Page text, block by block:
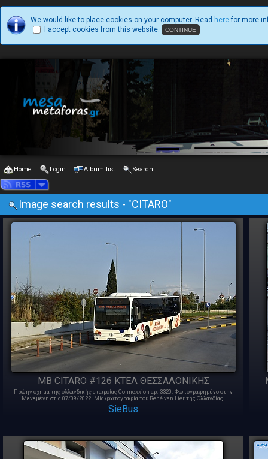
We would like to place cookies on your computer. Read here for more
I accept cookies from this website.
Home Login Album list Search
Image search results - "CITARO"
MB CITARO #126 ΚΤΕΛ ΘΕΣΣΑΛΟΝΙΚΗΣ
Πρώην όχημα της ολλανδικής εταιρείας Connexxion αρ. 3320. Φωτογραφημένο στην
Μενεμένη στις 07/09/2022. Μία φωτογραφία του René van Lier της Ολλανδίας.
SieBus